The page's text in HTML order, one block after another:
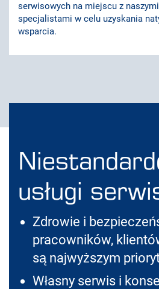
serwisowych na miejscu z
specjalistami w celu uzyskania
wsparcia.
usługi
Zdrowie i
pracowników,
są najwyższym
Własny serwis i